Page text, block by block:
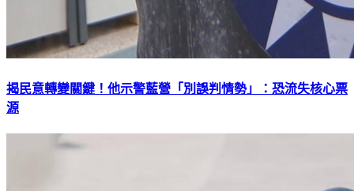
揭民意轉變關鍵！他示警藍營「別誤判情勢」：恐流失核心票
源